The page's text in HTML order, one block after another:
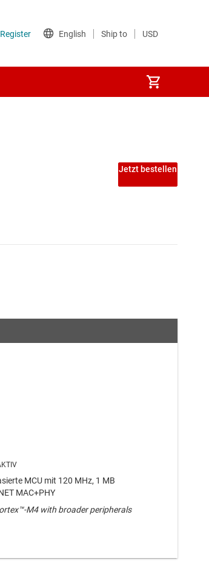
Jetzt bestellen
MCU mit 120 MHz, 1 MB
MAC+PHY
M4 with broader peripherals